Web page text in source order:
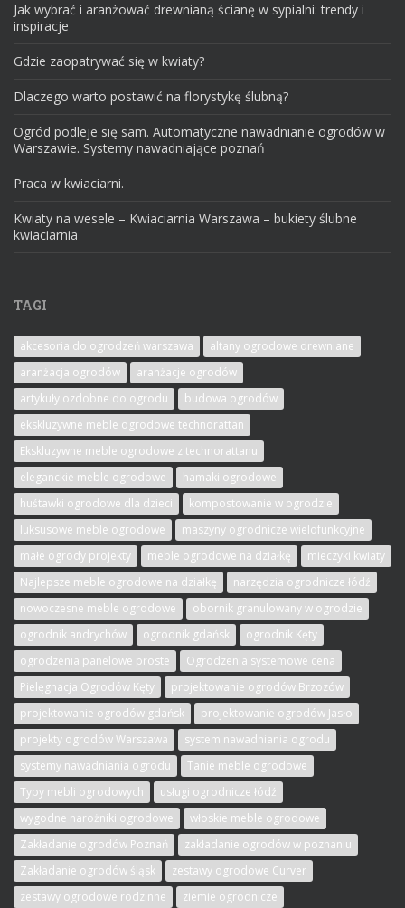
Jak wybrać i aranżować drewnianą ścianę w sypialni: trendy i
inspiracje
Gdzie zaopatrywać się w kwiaty?
Dlaczego warto postawić na florystykę ślubną?
Ogród podleje się sam. Automatyczne nawadnianie ogrodów w
Warszawie. Systemy nawadniające poznań
Praca w kwiaciarni.
Kwiaty na wesele – Kwiaciarnia Warszawa – bukiety ślubne
kwiaciarnia
TAGI
akcesoria do ogrodzeń warszawa
altany ogrodowe drewniane
aranżacja ogrodów
aranżacje ogrodów
artykuły ozdobne do ogrodu
budowa ogrodów
ekskluzywne meble ogrodowe technorattan
Ekskluzywne meble ogrodowe z technorattanu
eleganckie meble ogrodowe
hamaki ogrodowe
huśtawki ogrodowe dla dzieci
kompostowanie w ogrodzie
luksusowe meble ogrodowe
maszyny ogrodnicze wielofunkcyjne
małe ogrody projekty
meble ogrodowe na działkę
mieczyki kwiaty
Najlepsze meble ogrodowe na działkę
narzędzia ogrodnicze łódź
nowoczesne meble ogrodowe
obornik granulowany w ogrodzie
ogrodnik andrychów
ogrodnik gdańsk
ogrodnik Kęty
ogrodzenia panelowe proste
Ogrodzenia systemowe cena
Pielęgnacja Ogrodów Kęty
projektowanie ogrodów Brzozów
projektowanie ogrodów gdańsk
projektowanie ogrodów Jasło
projekty ogrodów Warszawa
system nawadniania ogrodu
systemy nawadniania ogrodu
Tanie meble ogrodowe
Typy mebli ogrodowych
usługi ogrodnicze łódź
wygodne narożniki ogrodowe
włoskie meble ogrodowe
Zakładanie ogrodów Poznań
zakładanie ogrodów w poznaniu
Zakładanie ogrodów śląsk
zestawy ogrodowe Curver
zestawy ogrodowe rodzinne
ziemie ogrodnicze